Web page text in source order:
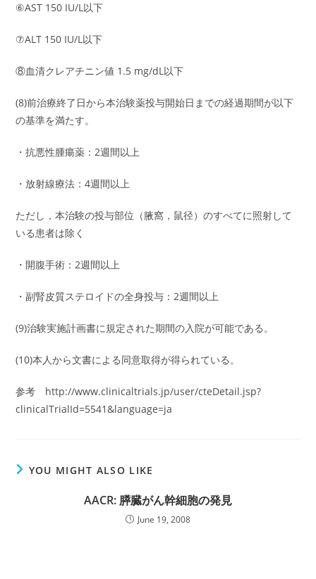
⑥AST 150 IU/L以下
⑦ALT 150 IU/L以下
⑧血清クレアチニン値 1.5 mg/dL以下
(8)前治療終了日から本治験薬投与開始日までの経過期間が以下
の基準を満たす。
・抗悪性腫瘍薬：2週間以上
・放射線療法：4週間以上
ただし，本治験の投与部位（腋窩，鼠径）のすべてに照射して
いる患者は除く
・開腹手術：2週間以上
・副腎皮質ステロイドの全身投与：2週間以上
(9)治験実施計画書に規定された期間の入院が可能である。
(10)本人から文書による同意取得が得られている。
参考 http://www.clinicaltrials.jp/user/cteDetail.jsp?
clinicalTrialId=5541&language=ja
YOU MIGHT ALSO LIKE
AACR: 膵臓がん幹細胞の発見
June 19, 2008